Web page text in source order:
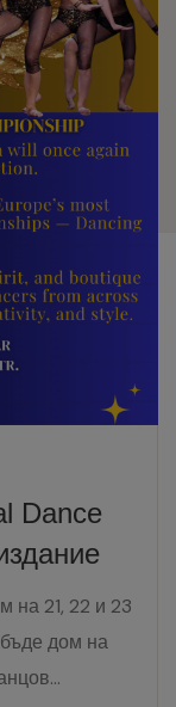
Dance
на 21, 22 и 23
дом на